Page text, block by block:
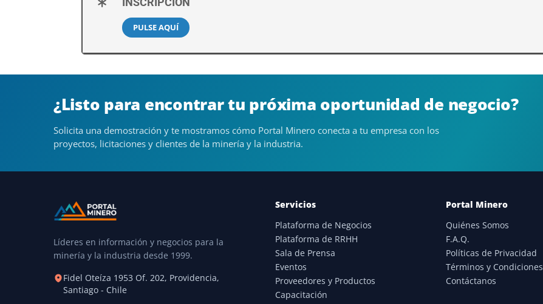
PULSE AQUÍ
¿Listo para encontrar tu próxima oportunidad de negocio?
Solicita una demostración y te mostramos cómo Portal Minero conecta a tu empresa con los
proyectos, licitaciones y clientes de la minería y la industria.
Líderes en información y negocios para la
minería y la industria desde 1999.
Fidel Oteíza 1953 Of. 202, Providencia,
Santiago - Chile
Servicios
Plataforma de Negocios
Plataforma de RRHH
Sala de Prensa
Eventos
Proveedores y Productos
Capacitación
Portal Minero
Quiénes Somos
F.A.Q.
Políticas de Privacidad
Términos y Condiciones
Contáctanos